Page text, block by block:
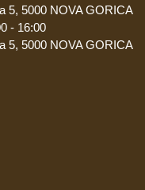
5, 5000 NOVA GORICA
- 16:00
5, 5000 NOVA GORICA